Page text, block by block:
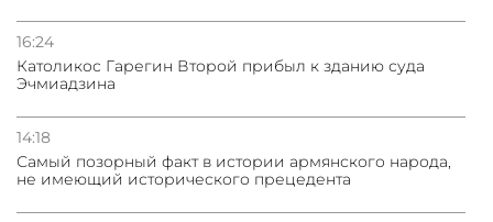
16:24
Католикос Гарегин Второй прибыл к зданию суда
Эчмиадзина
14:18
Самый позорный факт в истории армянского народа,
не имеющий исторического прецедента